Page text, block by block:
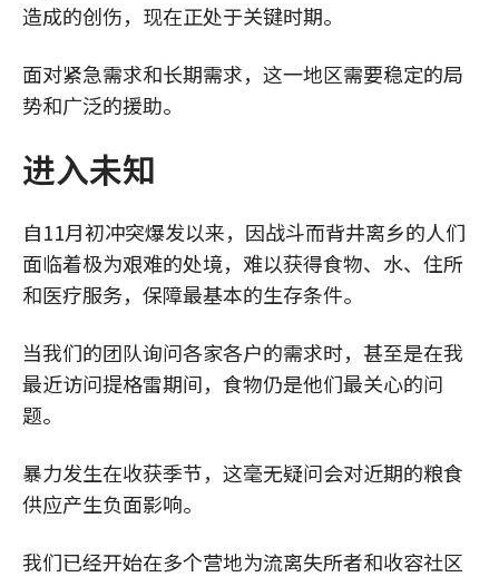
造成的创伤，现在正处于关键时期。
面对紧急需求和长期需求，这一地区需要稳定的局
势和广泛的援助。
进入未知
自11月初冲突爆发以来，因战斗而背井离乡的人们
面临着极为艰难的处境，难以获得食物、水、住所
和医疗服务，保障最基本的生存条件。
当我们的团队询问各家各户的需求时，甚至是在我
最近访问提格雷期间，食物仍是他们最关心的问
题。
暴力发生在收获季节，这毫无疑问会对近期的粮食
供应产生负面影响。
我们已经开始在多个营地为流离失所者和收容社区